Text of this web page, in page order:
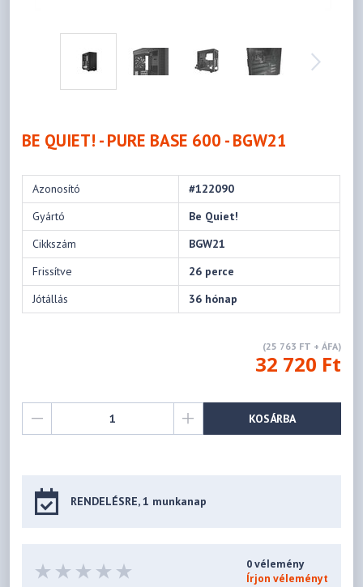
BE QUIET! - PURE BASE 600 - BGW21
Azonosító
#122090
Gyártó
Be Quiet!
Cikkszám
BGW21
Frissítve
26 perce
Jótállás
36 hónap
(25 763 FT + ÁFA)
32 720 Ft
KOSÁRBA
RENDELÉSRE, 1 munkanap
0 vélemény
Írjon véleményt